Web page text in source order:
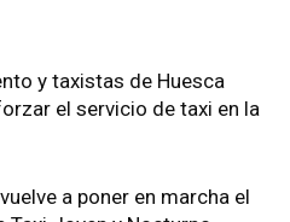
y taxistas de Huesca
el servicio de taxi en la
a poner en marcha el